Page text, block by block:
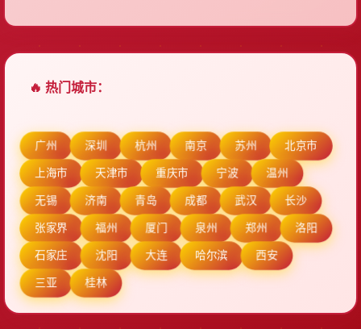
🔥 热门城市：
广州 深圳 杭州 南京 苏州 北京市
上海市 天津市 重庆市 宁波 温州
无锡 济南 青岛 成都 武汉 长沙
张家界 福州 厦门 泉州 郑州 洛阳
石家庄 沈阳 大连 哈尔滨 西安
三亚 桂林